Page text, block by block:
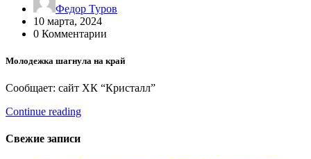
Федор Туров
10 марта, 2024
0 Комментарии
Молодежка шагнула на край
Сообщает: сайт ХК “Кристалл”
Continue reading
Свежие записи